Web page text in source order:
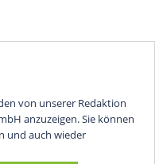
von unserer Redaktion
anzuzeigen. Sie können
und auch wieder